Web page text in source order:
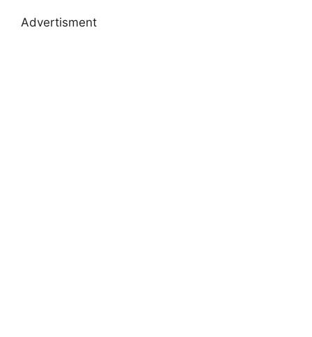
Advertisment